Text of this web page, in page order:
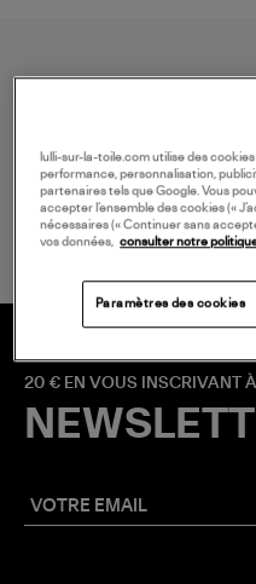
à partir
20 € EN VOUS INSCRIVANT
lulli-sur-la-toile.com utilise des
performance, personnalisation,
partenaires tels que Google. Vous
accepter l’ensemble des cookies («
nécessaires (« Continuer sans
vos données,
consulter notre
Paramètres des cookies